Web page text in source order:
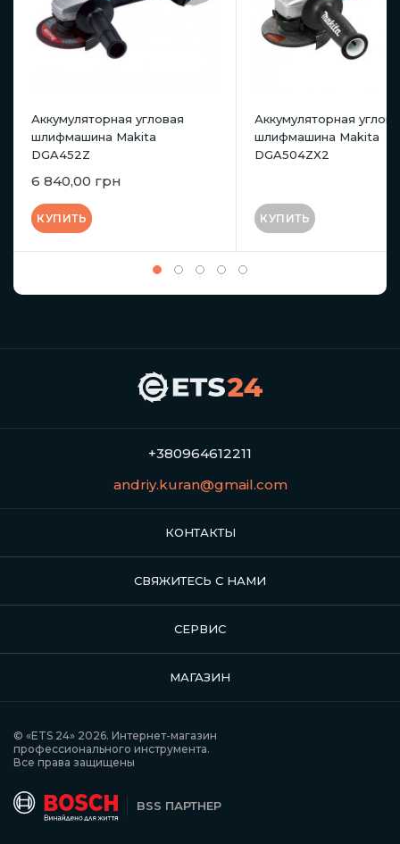
Аккумуляторная угловая
шлифмашина Makita
DGA452Z
6 840,00 грн
КУПИТЬ
Аккумуляторная
шлифмашина Makita
DGA504ZX2
КУПИТЬ
+380964612211
andriy.kuran@gmail.com
КОНТАКТЫ
СВЯЖИТЕСЬ С НАМИ
СЕРВИС
МАГАЗИН
BSS ПАРТНЕР
© «ETS 24» 2026. Интернет-магазин
профессионального инструмента.
Все права защищены